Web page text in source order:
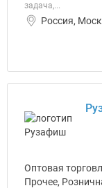
задача,...
Россия,
Оптовая
Прочее,